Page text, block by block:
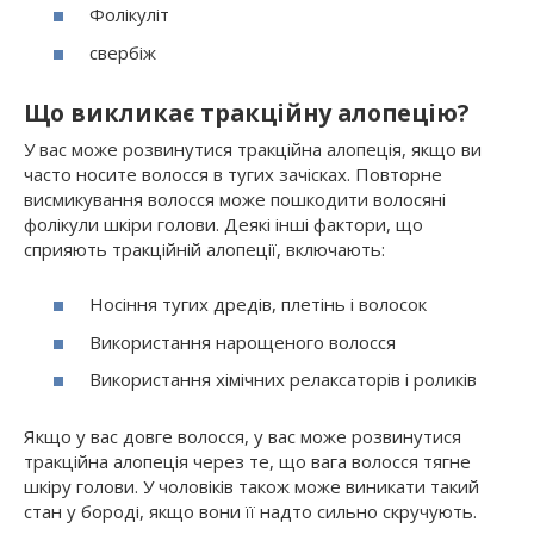
Фолікуліт
свербіж
Що викликає тракційну алопецію?
У вас може розвинутися тракційна алопеція, якщо ви
часто носите волосся в тугих зачісках. Повторне
висмикування волосся може пошкодити волосяні
фолікули шкіри голови. Деякі інші фактори, що
сприяють тракційній алопеції, включають:
Носіння тугих дредів, плетінь і волосок
Використання нарощеного волосся
Використання хімічних релаксаторів і роликів
Якщо у вас довге волосся, у вас може розвинутися
тракційна алопеція через те, що вага волосся тягне
шкіру голови. У чоловіків також може виникати такий
стан у бороді, якщо вони її надто сильно скручують.